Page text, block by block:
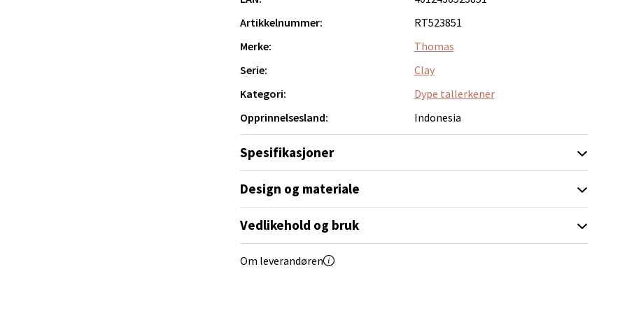
Artikkelnummer:
RT523851
Merke:
Thomas
Serie:
Clay
Kategori:
Dype tallerkener
Opprinnelsesland:
Indonesia
Spesifikasjoner
Design og materiale
Vedlikehold og bruk
Om leverandøren
Velg
Velg